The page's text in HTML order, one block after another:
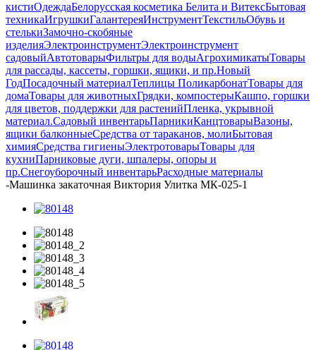
кистиОдеждаБелорусская косметика Белита и ВитексБытовая
техникаИгрушкиГалантереяИнструментТекстильОбувь и
стелькиЗамочно-скобяные
изделияЭлектроинструментЭлектроинструмент
садовыйАвтотоварыФильтры для водыАгрохимикатыТовары
для рассады, кассеты, горшки, ящики, и пр.Новый
ГодПосадочный материалТеплицы ПоликарбонатТовары для
домаТовары для животныхГрядки, компостерыКашпо, горшки
для цветов, поддержки для растенийПленка, укрывной
материал.Садовый инвентарьПарникиКанцтоварыВазоны,
ящики балконныеСредства от тараканов, молиБытовая
химияСредства гигиеныЭлектротоварыТовары для
кухниПарниковые дуги, шпалеры, опоры и
пр.Снегоуборочный инвентарьРасходные материалы
-Машинка закаточная Виктория Улитка МК-025-1